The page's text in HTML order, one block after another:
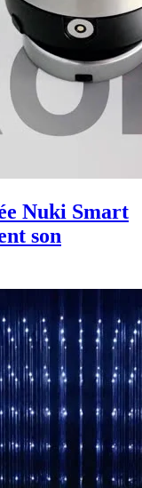
Nuki Smart
son